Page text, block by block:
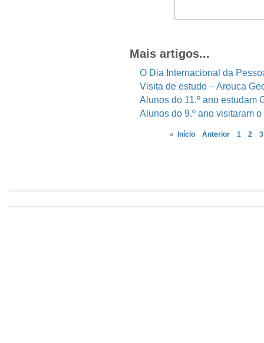
Mais artigos...
O Dia Internacional da
Visita de estudo – Arouca
Alunos do 11.º ano estudam
Alunos do 9.º ano visitaram
« Início Anterior 1 2 3